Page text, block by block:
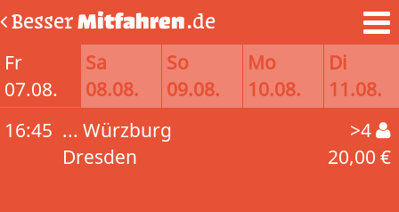
BesserMitfahren.de
Fr
07.08.
Sa
08.08.
So
09.08.
Mo
10.08.
Di
11.08.
16:45 ... Würzburg
Dresden
>4
20,00 €